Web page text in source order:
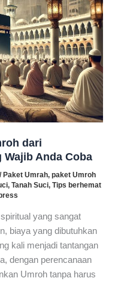
dari
Anda Coba
Paket Umrah, paket Umroh
, Tanah Suci, Tips berhemat
yang sangat
biaya yang dibutuhkan
kali menjadi tantangan
dengan perencanaan
Umroh tanpa harus